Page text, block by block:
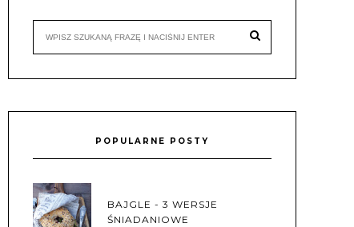
POPULARNE POSTY
BAJGLE - 3 WERSJE
ŚNIADANIOWE